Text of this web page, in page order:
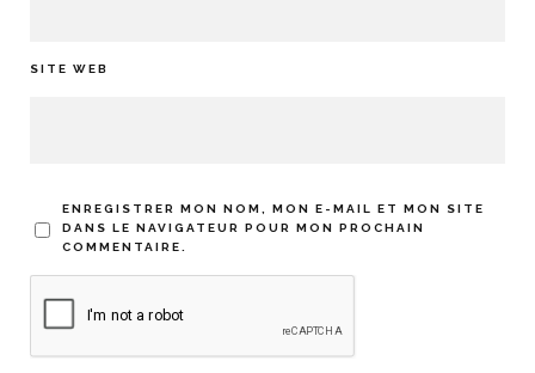
SITE WEB
ENREGISTRER MON NOM, MON E-MAIL ET MON SITE
DANS LE NAVIGATEUR POUR MON PROCHAIN
COMMENTAIRE.